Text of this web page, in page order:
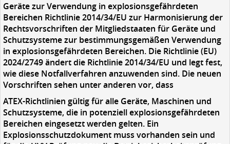
Geräte zur Verwendung in explosionsgefährdeten
Bereichen Richtlinie 2014/34/EU zur Harmonisierung der
Rechtsvorschriften der Mitgliedstaaten für Geräte und
Schutzsysteme zur bestimmungsgemäßen Verwendung
in explosionsgefährdeten Bereichen. Die Richtlinie (EU)
2024/2749 ändert die Richtlinie 2014/34/EU und legt fest,
wie diese Notfallverfahren anzuwenden sind. Die neuen
Vorschriften sehen unter anderen vor, dass
ATEX-Richtlinien gültig für alle Geräte, Maschinen und
Schutzsysteme, die in potenziell explosionsgefährdeten
Bereichen eingesetzt werden gelten. Ein
Explosionsschutzdokument muss vorhanden sein und